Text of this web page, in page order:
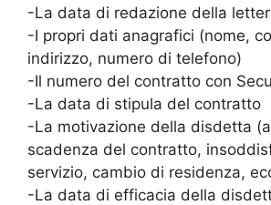
-La data di redazione della
-I propri dati anagrafici (nome,
indirizzo, numero di telefono)
-Il numero del contratto con
-La data di stipula del contratto
-La motivazione della disdetta
scadenza del contratto,
servizio, cambio di residenza,
-La data di efficacia della